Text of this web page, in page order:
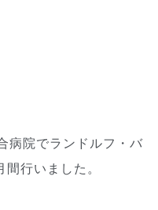
病院でランドルフ・バ
行いました。